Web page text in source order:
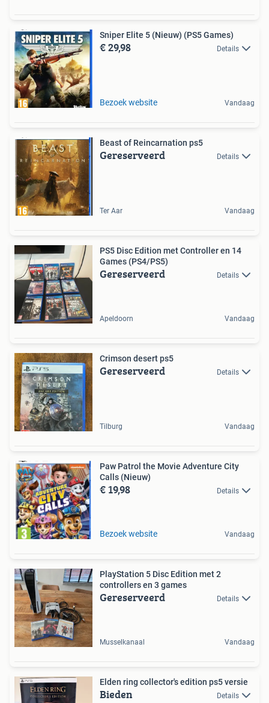
Sniper Elite 5 (Nieuw) (PS5 Games)
€ 29,98 Details
Bezoek website Vandaag
Beast of Reincarnation ps5
Gereserveerd Details
Ter Aar Vandaag
PS5 Disc Edition met Controller en 14
Games (PS4/PS5)
Gereserveerd Details
Apeldoorn Vandaag
Crimson desert ps5
Gereserveerd Details
Tilburg Vandaag
Paw Patrol the Movie Adventure City
Calls (Nieuw)
€ 19,98 Details
Bezoek website Vandaag
PlayStation 5 Disc Edition met 2
controllers en 3 games
Gereserveerd Details
Musselkanaal Vandaag
Elden ring collector's edition ps5 versie
Bieden Details